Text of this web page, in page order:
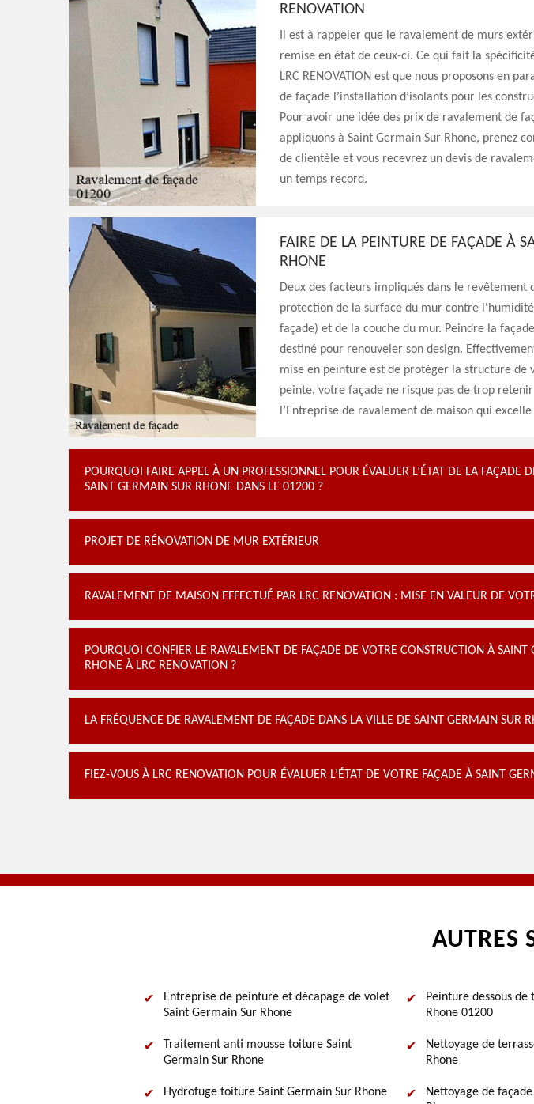
RENOVATION
Il est à rappeler que le ravalement de murs
remise en état de ceux-ci. Ce qui fait la
LRC RENOVATION est que nous proposons en
de façade l’installation d’isolants pour les
Pour avoir une idée des prix de ravalement de
appliquons à Saint Germain Sur Rhone, prenez
de clientèle et vous recevrez un devis de
un temps record.
FAIRE DE LA PEINTURE DE FAÇADE À
RHONE
Deux des facteurs impliqués dans le revêtement
protection de la surface du mur contre
façade) et de la couche du mur. Peindre la
destiné pour renouveler son design.
mise en peinture est de protéger la structure de
peinte, votre façade ne risque pas de trop
l’Entreprise de ravalement de maison qui
POURQUOI FAIRE APPEL À UN PROFESSIONNEL POUR ÉVALUER L’ÉTAT DE LA FAÇADE
SAINT GERMAIN SUR RHONE DANS LE 01200 ?
PROJET DE RÉNOVATION DE MUR EXTÉRIEUR
RAVALEMENT DE MAISON EFFECTUÉ PAR LRC RENOVATION : MISE EN VALEUR DE
POURQUOI CONFIER LE RAVALEMENT DE FAÇADE DE VOTRE CONSTRUCTION À SAINT
RHONE À LRC RENOVATION ?
LA FRÉQUENCE DE RAVALEMENT DE FAÇADE DANS LA VILLE DE SAINT GERMAIN SUR
FIEZ-VOUS À LRC RENOVATION POUR ÉVALUER L’ÉTAT DE VOTRE FAÇADE À SAINT
AUTRES
Entreprise de peinture et décapage de volet
Saint Germain Sur Rhone
Traitement anti mousse toiture Saint
Germain Sur Rhone
Hydrofuge toiture Saint Germain Sur Rhone
Peinture dessous
Rhone 01200
Nettoyage de
Rhone
Nettoyage de